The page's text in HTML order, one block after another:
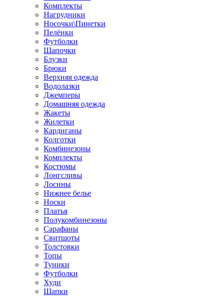
Комплекты
Нагрудники
Носочки\Пинетки
Пелёнки
Футболки
Шапочки
Блузки
Брюки
Верхняя одежда
Водолазки
Джемперы
Домашняя одежда
Жакеты
Жилетки
Кардиганы
Колготки
Комбинезоны
Комплекты
Костюмы
Лонгсливы
Лосины
Нижнее белье
Носки
Платья
Полукомбинезоны
Сарафаны
Свитшоты
Толстовки
Топы
Туники
Футболки
Худи
Шапки